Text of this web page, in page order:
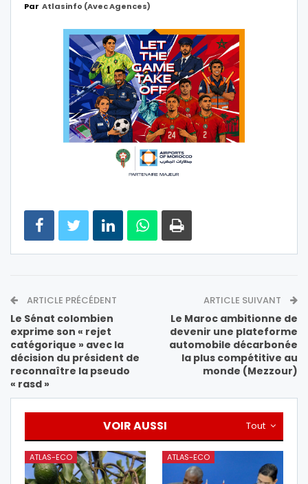
Par Atlasinfo (avec Agences)
ARTICLE PRÉCÉDENT
Le Sénat colombien
exprime son « rejet
catégorique » avec la
décision du président de
reconnaître la pseudo
« rasd »
ARTICLE SUIVANT
Le Maroc ambitionne de
devenir une plateforme
automobile décarbonée
la plus compétitive au
monde (Mezzour)
Tout
VOIR AUSSI
ATLAS-ECO ATLAS-ECO